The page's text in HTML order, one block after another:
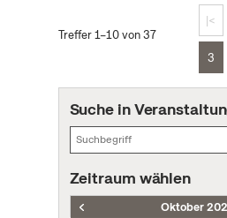
Treffer 1–10 von 37
|<
3
Suche in
Zeitraum wählen
Oktober